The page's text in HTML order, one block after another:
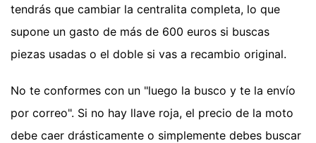
tendrás que cambiar la centralita completa, lo que
supone un gasto de más de 600 euros si buscas
piezas usadas o el doble si vas a recambio original.
No te conformes con un "luego la busco y te la envío
por correo". Si no hay llave roja, el precio de la moto
debe caer drásticamente o simplemente debes buscar